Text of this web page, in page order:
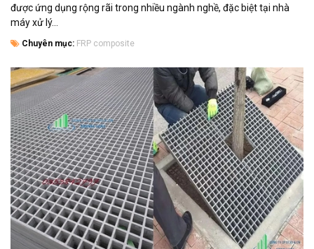
được ứng dụng rộng rãi trong nhiều ngành nghề, đặc biệt tại nhà
máy xử lý...
Chuyên mục: FRP composite